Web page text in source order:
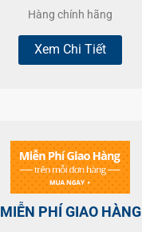
Hàng chính hãng
Xem Chi Tiết
MIỄN PHÍ GIAO HÀNG